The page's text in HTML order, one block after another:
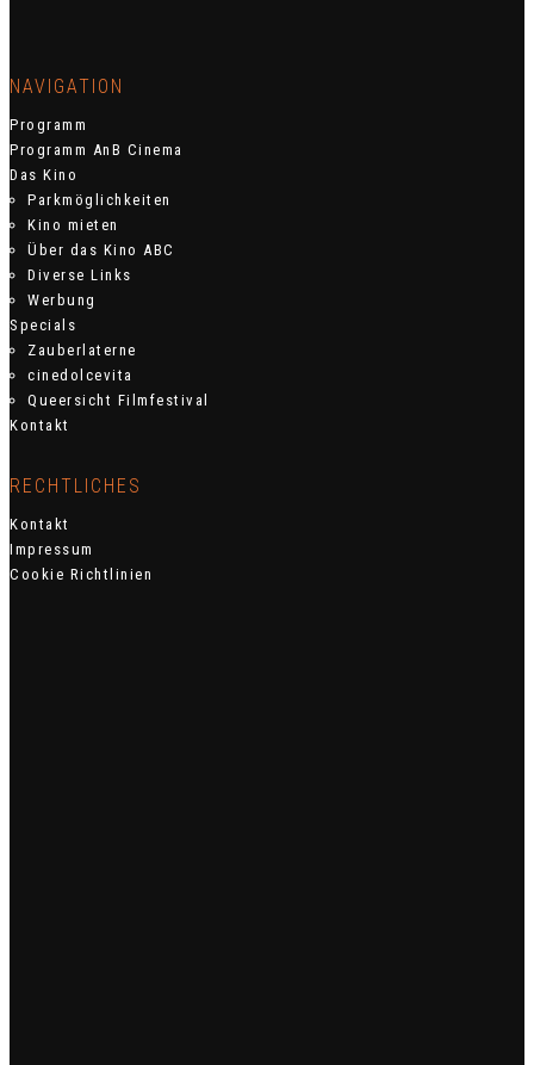
NAVIGATION
Programm
Programm AnB Cinema
Das Kino
Parkmöglichkeiten
Kino mieten
Über das Kino ABC
Diverse Links
Werbung
Specials
Zauberlaterne
cinedolcevita
Queersicht Filmfestival
Kontakt
RECHTLICHES
Kontakt
Impressum
Cookie Richtlinien